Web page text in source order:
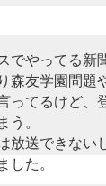
でやってる新
森友学園問題
ってるけど、
う。
放送できない
した。